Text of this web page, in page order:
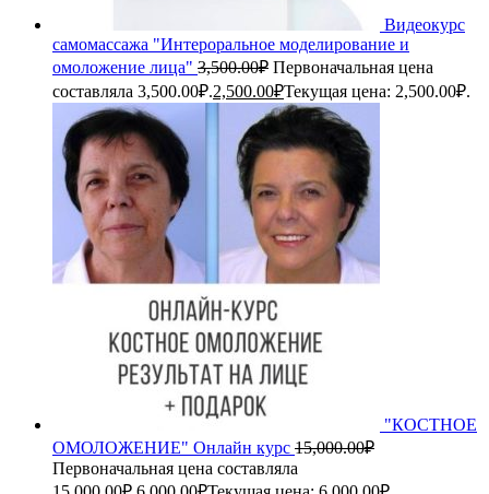
Видеокурс
самомассажа "Интероральное моделирование и
омоложение лица" 3,500.00₽ Первоначальная цена
составляла 3,500.00₽.2,500.00₽Текущая цена: 2,500.00₽.
"КОСТНОЕ
ОМОЛОЖЕНИЕ" Онлайн курс 15,000.00₽
Первоначальная цена составляла